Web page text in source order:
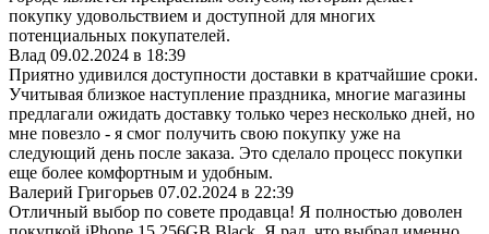
покупку удовольствием и доступной для многих
потенциальных покупателей.
Влад 09.02.2024 в 18:39
Приятно удивился доступности доставки в кратчайшие сроки.
Учитывая близкое наступление праздника, многие магазины
предлагали ожидать доставку только через несколько дней, но
мне повезло - я смог получить свою покупку уже на
следующий день после заказа. Это сделало процесс покупки
еще более комфортным и удобным.
Валерий Григорьев 07.02.2024 в 22:39
Отличный выбор по совете продавца! Я полностью доволен